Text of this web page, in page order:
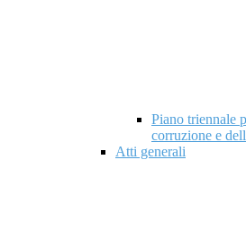
Piano triennale
corruzione e
Atti generali